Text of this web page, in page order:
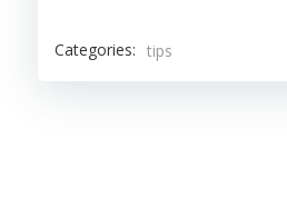
Categories: tips